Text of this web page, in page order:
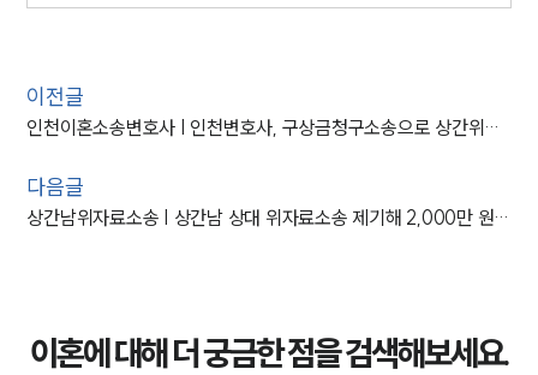
이전글
인천이혼소송변호사 | 인천변호사, 구상금청구소송으로 상간위자료 전액 인용
다음글
상간남위자료소송 | 상간남 상대 위자료소송 제기해 2,000만 원 받아낸 사례
이혼에 대해 더 궁금한 점을 검색해보세요.